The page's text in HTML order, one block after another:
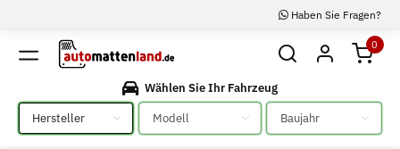
Haben Sie Fragen?
0
Wählen Sie Ihr Fahrzeug
Bitte auswählen
Bitte auswählen Bitte auswählen